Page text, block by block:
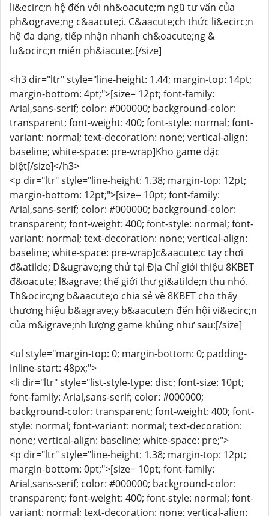
li&ecirc;n hệ đến với nh&oacute;m ngũ tư vấn của
ph&ograve;ng c&aacute;i. C&aacute;ch thức li&ecirc;n
hệ đa dạng, tiếp nhận nhanh ch&oacute;ng &
lu&ocirc;n miễn ph&iacute;.[/size]
<h3 dir="ltr" style="line-height: 1.44; margin-top: 14pt;
margin-bottom: 4pt;">[size= 12pt; font-family:
Arial,sans-serif; color: #000000; background-color:
transparent; font-weight: 400; font-style: normal; font-
variant: normal; text-decoration: none; vertical-align:
baseline; white-space: pre-wrap]Kho game đặc
biệt[/size]</h3>
<p dir="ltr" style="line-height: 1.38; margin-top: 12pt;
margin-bottom: 12pt;">[size= 10pt; font-family:
Arial,sans-serif; color: #000000; background-color:
transparent; font-weight: 400; font-style: normal; font-
variant: normal; text-decoration: none; vertical-align:
baseline; white-space: pre-wrap]c&aacute;c tay chơi
đ&atilde; D&ugrave;ng thử tại Địa Chỉ giới thiệu 8KBET
đ&oacute; l&agrave; thế giới thư gi&atilde;n thu nhỏ.
Th&ocirc;ng b&aacute;o chia sẻ về 8KBET cho thấy
thương hiệu b&agrave;y b&aacute;n đến hội vi&ecirc;n
của m&igrave;nh lượng game khủng như sau:[/size]
<ul style="margin-top: 0; margin-bottom: 0; padding-
inline-start: 48px;">
<li dir="ltr" style="list-style-type: disc; font-size: 10pt;
font-family: Arial,sans-serif; color: #000000;
background-color: transparent; font-weight: 400; font-
style: normal; font-variant: normal; text-decoration:
none; vertical-align: baseline; white-space: pre;">
<p dir="ltr" style="line-height: 1.38; margin-top: 12pt;
margin-bottom: 0pt;">[size= 10pt; font-family:
Arial,sans-serif; color: #000000; background-color:
transparent; font-weight: 400; font-style: normal; font-
variant: normal; text-decoration: none; vertical-align: